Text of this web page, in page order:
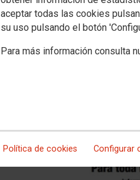
aceptar todas las cookies
su uso pulsando el botón
Para más información consulta
Política de cookies Configurar